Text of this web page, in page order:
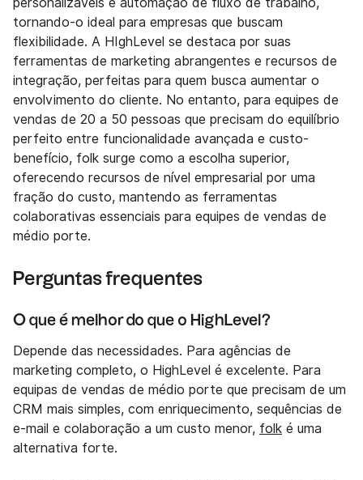
tornando-o ideal para empresas que buscam
flexibilidade. A HIghLevel se destaca por suas
ferramentas de marketing abrangentes e recursos de
integração, perfeitas para quem busca aumentar o
envolvimento do cliente. No entanto, para equipes de
vendas de 20 a 50 pessoas que precisam do equilíbrio
perfeito entre funcionalidade avançada e custo-
benefício, folk surge como a escolha superior,
oferecendo recursos de nível empresarial por uma
fração do custo, mantendo as ferramentas
colaborativas essenciais para equipes de vendas de
médio porte.
Perguntas frequentes
O que é melhor do que o HighLevel?
Depende das necessidades. Para agências de
marketing completo, o HighLevel é excelente. Para
equipas de vendas de médio porte que precisam de um
CRM mais simples, com enriquecimento, sequências de
e-mail e colaboração a um custo menor, folk é uma
alternativa forte.